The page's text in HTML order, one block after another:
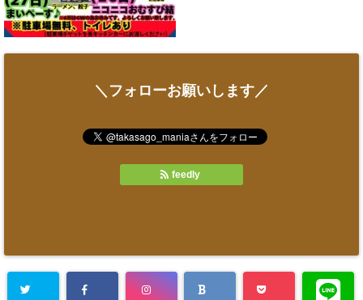
＼フォローお願いします／
feedly